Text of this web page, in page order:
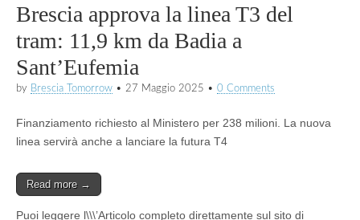
Brescia approva la linea T3 del
tram: 11,9 km da Badia a
Sant’Eufemia
by Brescia Tomorrow • 27 Maggio 2025 • 0 Comments
Finanziamento richiesto al Ministero per 238 milioni. La nuova
linea servirà anche a lanciare la futura T4
Read more →
Puoi leggere l\\\’Articolo completo direttamente sul sito di